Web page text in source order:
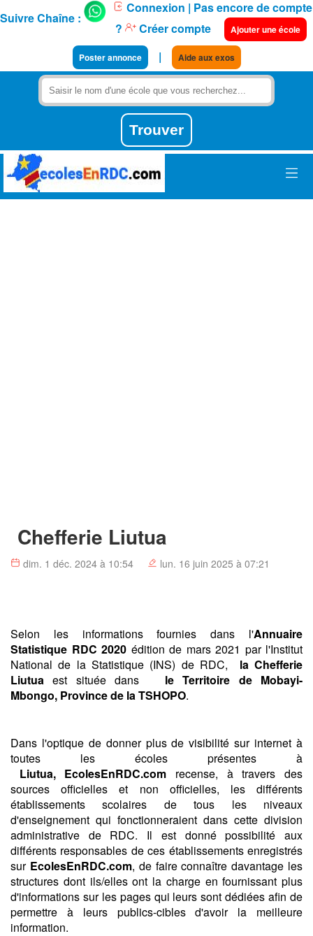
Suivre Chaîne :
Connexion | Pas encore de compte
?
Créer compte Ajouter une école
Poster annonce | Aide aux exos
Chefferie Liutua
dim. 1 déc. 2024 à 10:54 lun. 16 juin 2025 à 07:21
Selon les informations fournies dans l'Annuaire
Statistique RDC 2020 édition de mars 2021 par l'Institut
National de la Statistique (INS) de RDC, la Chefferie
Liutua est située dans
le Territoire de Mobayi-
Mbongo, Province de la TSHOPO.
Dans l'optique de donner plus de visibilité sur internet à
toutes les écoles présentes à
Liutua,EcolesEnRDC.com recense, à travers des
sources officielles et non officielles, les différents
établissements scolaires de tous les niveaux
d'enseignement qui fonctionneraient dans cette division
administrative de RDC. Il est donné possibilité aux
différents responsables de ces établissements enregistrés
sur EcolesEnRDC.com, de faire connaître davantage les
structures dont ils/elles ont la charge en fournissant plus
d'informations sur les pages qui leurs sont dédiées afin de
permettre à leurs publics-cibles d'avoir la meilleure
information.